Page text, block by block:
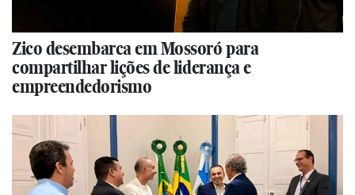
Zico desembarca em Mossoró para
compartilhar lições de liderança e
empreendedorismo